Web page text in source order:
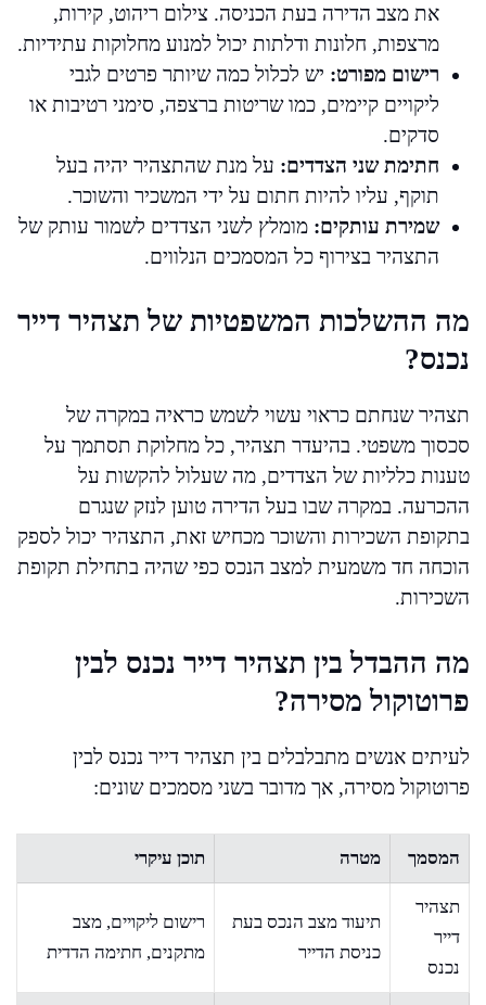
את מצב הדירה בעת הכניסה. צילום ריהוט, קירות,
מרצפות, חלונות ודלתות יכול למנוע מחלוקות עתידיות.
רישום מפורט: יש לכלול כמה שיותר פרטים לגבי
ליקויים קיימים, כמו שריטות ברצפה, סימני רטיבות או
סדקים.
חתימת שני הצדדים: על מנת שהתצהיר יהיה בעל
תוקף, עליו להיות חתום על ידי המשכיר והשוכר.
שמירת עותקים: מומלץ לשני הצדדים לשמור עותק של
התצהיר בצירוף כל המסמכים הנלווים.
מה ההשלכות המשפטיות של תצהיר דייר
נכנס?
תצהיר שנחתם כראוי עשוי לשמש כראיה במקרה של
סכסוך משפטי. בהיעדר תצהיר, כל מחלוקת תסתמך על
טענות כלליות של הצדדים, מה שעלול להקשות על
ההכרעה. במקרה שבו בעל הדירה טוען לנזק שנגרם
בתקופת השכירות והשוכר מכחיש זאת, התצהיר יכול לספק
הוכחה חד משמעית למצב הנכס כפי שהיה בתחילת תקופת
השכירות.
מה ההבדל בין תצהיר דייר נכנס לבין
פרוטוקול מסירה?
לעיתים אנשים מתבלבלים בין תצהיר דייר נכנס לבין
פרוטוקול מסירה, אך מדובר בשני מסמכים שונים:
המסמך מטרה תוכן עיקרי
תצהיר
דייר
נכנס
תיעוד מצב הנכס בעת
כניסת הדייר
רישום ליקויים, מצב
מתקנים, חתימה הדדית